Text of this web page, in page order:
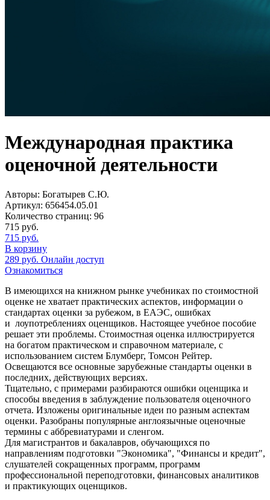
Международная практика
оценочной деятельности
Авторы: Богатырев С.Ю.
Артикул: 656454.05.01
Количество страниц: 96
715 руб.
715 руб.
В корзину
289 руб. Онлайн доступ
Ознакомиться
В имеющихся на книжном рынке учебниках по стоимостной
оценке не хватает практических аспектов, информации о
стандартах оценки за рубежом, в ЕАЭС, ошибках
и лоупотреблениях оценщиков. Настоящее учебное пособие
решает эти проблемы. Стоимостная оценка иллюстрируется
на богатом практическом и справочном материале, с
использованием систем Блумберг, Томсон Рейтер.
Освещаются все основные зарубежные стандарты оценки в
последних, действующих версиях.
Тщательно, с примерами разбираются ошибки оценщика и
способы введения в заблуждение пользователя оценочного
отчета. Изложены оригинальные идеи по разным аспектам
оценки. Разобраны популярные англоязычные оценочные
термины с аббревиатурами и сленгом.
Для магистрантов и бакалавров, обучающихся по
направлениям подготовки "Экономика", "Финансы и кредит",
слушателей сокращенных программ, программ
профессиональной переподготовки, финансовых аналитиков
и практикующих оценщиков.